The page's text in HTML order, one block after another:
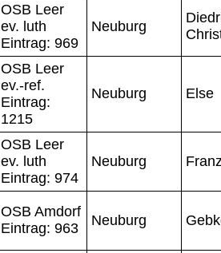
OSB Leer
ev. luth
Eintrag: 969
Neuburg
OSB Leer
ev.-ref.
Eintrag:
1215
Neuburg Else
OSB Leer
ev. luth
Eintrag: 974
Neuburg
OSB Amdorf
Eintrag: 963
Neuburg